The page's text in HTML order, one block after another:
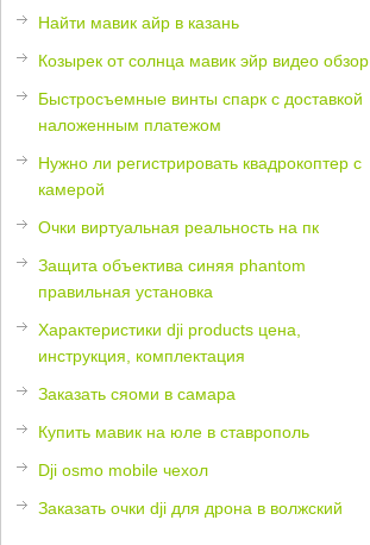
Найти мавик айр в казань
Козырек от солнца мавик эйр видео обзор
Быстросъемные винты спарк с доставкой
наложенным платежом
Нужно ли регистрировать квадрокоптер с
камерой
Очки виртуальная реальность на пк
Защита объектива синяя phantom
правильная установка
Характеристики dji products цена,
инструкция, комплектация
Заказать сяоми в самара
Купить мавик на юле в ставрополь
Dji osmo mobile чехол
Заказать очки dji для дрона в волжский